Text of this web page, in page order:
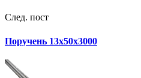
След. пост
Поручень 13х50х3000